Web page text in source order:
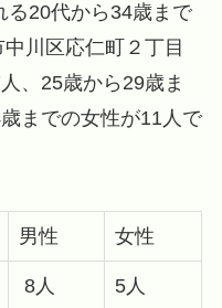
る20代から34歳まで
川区応仁町２丁目
、25歳から29歳ま
までの女性が11人で
男性 女性
8人 5人